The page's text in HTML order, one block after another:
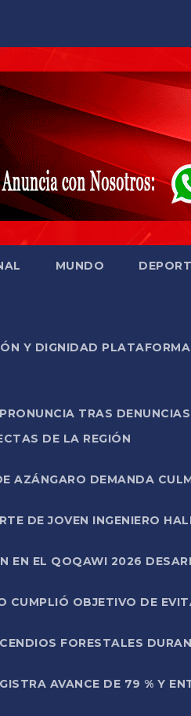
MUNDO
Y DIGNIDAD
TRAS
DE LA REGIÓN
AZÁNGARO DEMANDA
DE JOVEN INGENIERO
EN EL QOQAWI 2026
OBJETIVO DE
FORESTALES
AVANCE DE 79 % Y